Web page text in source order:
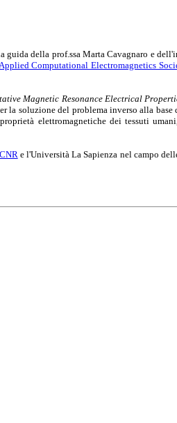
guida della prof.ssa Marta Cavagnaro e
Computational Electromagnetics
Magnetic Resonance Electrical
soluzione del problema inverso alla
elettromagnetiche dei tessuti
e l'Università La Sapienza nel campo